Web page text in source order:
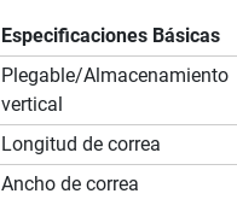
Especificaciones Básicas
Plegable/Almacenamiento
vertical
Longitud de correa
Ancho de correa